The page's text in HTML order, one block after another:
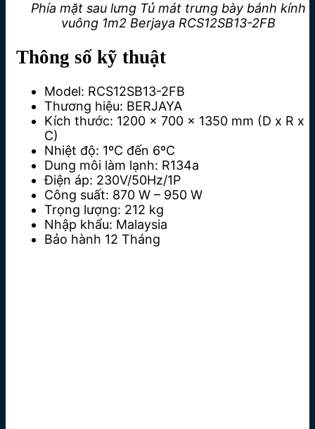
Phía mặt sau lưng Tủ mát trưng bày bánh kính
vuông 1m2 Berjaya RCS12SB13-2FB
Thông số kỹ thuật
Model: RCS12SB13-2FB
Thương hiệu: BERJAYA
Kích thước: 1200 x 700 x 1350 mm (D x R x
C)
Nhiệt độ: 1ºC đến 6ºC
Dung môi làm lạnh: R134a
Điện áp: 230V/50Hz/1P
Công suất: 870 W – 950 W
Trọng lượng: 212 kg
Nhập khẩu: Malaysia
Bảo hành 12 Tháng